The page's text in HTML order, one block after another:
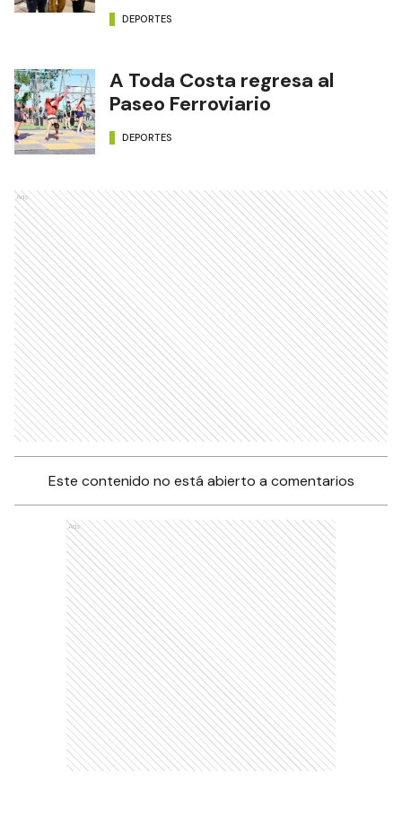
DEPORTES
A Toda Costa regresa al
Paseo Ferroviario
DEPORTES
Ads
Este contenido no está abierto a comentarios
Ads